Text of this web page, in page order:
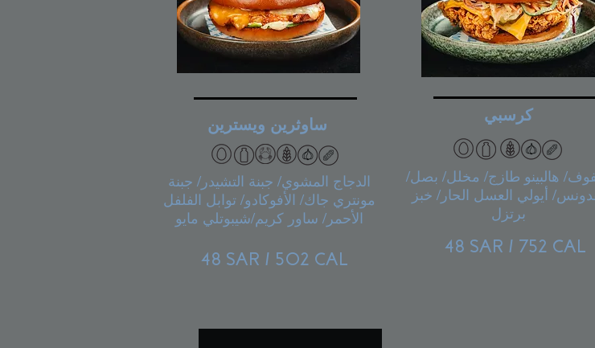
الدجاج المشوي/ جبنة التشيدر/ جبنة
مونتري جاك/ الأفوكادو/ توابل الفلفل
الأحمر/ ساور كريم/شيبوتلي مايو
48 SAR / 502 CAL
كرسبي
هالبينو طازج/ مخلل/ بصل/
أيولي العسل الحار/ خبز
برتزل
48 SAR / 752 CAL